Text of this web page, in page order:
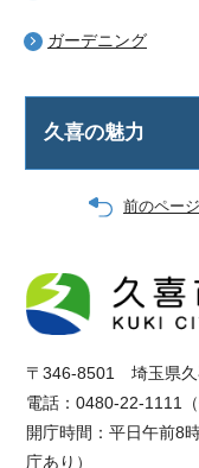
ガーデニング
久喜の魅力
前のペー
〒346-8501 埼玉県久
電話：0480-22-1111（
開庁時間：平日午前8
庁あり）